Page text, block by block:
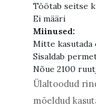
Töötab seitse
Ei määri
Miinused:
Mitte kasutada
Sisaldab
Nõue 2100
Ülaltoodud
mõeldud